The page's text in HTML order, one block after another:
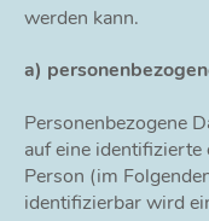
werden kann.
a)
Personenbezogene
auf eine
Person (im
identifizierbar wird